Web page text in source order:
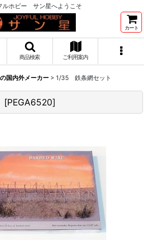
ルホビー サン星へようこそ
カート
商品検索 ご利用案内
国内外メーカー > 1/35 鉄条網セット
[PEGA6520]